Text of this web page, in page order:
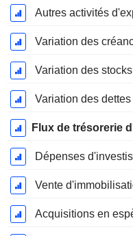
Autres activités
Variation des
Variation des stocks
Variation des
Flux de trésorerie
Dépenses
Vente
Acquisitions en